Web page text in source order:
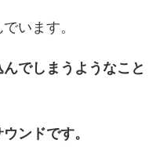
います。
でしまうようなこと
ンドです。